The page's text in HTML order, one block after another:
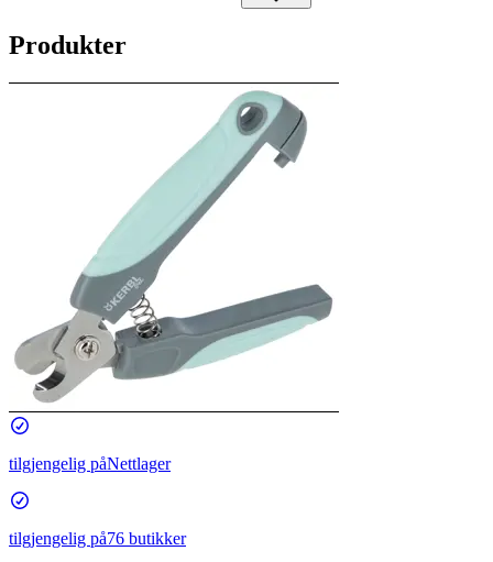
Produkter
tilgjengelig påNettlager
tilgjengelig på76 butikker